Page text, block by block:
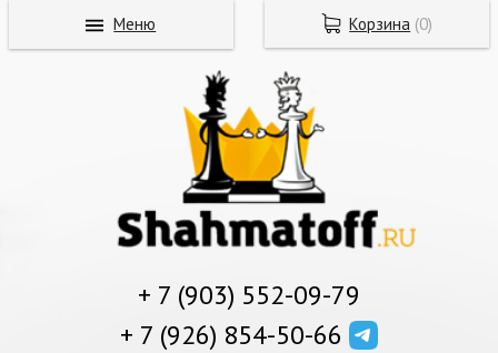
+ 7 (903) 552-09-79
+ 7 (926) 854-50-66
Корзина (0)
Меню